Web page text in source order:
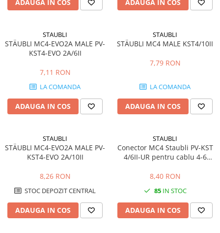
Cabluri energie joasa tensiune -
Cabluri aluminiu armat
Cabluri aluminiu coaxial
bransament
Cabluri aluminiu torsadat/aerian
Cabluri energie joasa tensiune -
cupru
Cabluri cupru coaxial bransament
Cabluri cupru flexibil
Cabluri cupru rezistente la foc
Cabluri flexibile
Cabluri flexibile plate
ADAUGA IN COS ADAUGA IN COS
STAUBLI
STÄUBLI MC4-EVO2A MALE PV-
KST4-EVO 2A/6II
7,11 RON
LA COMANDA
ADAUGA IN COS
STAUBLI
STÄUBLI MC4 MALE KST4/10II
7,79 RON
LA COMANDA
ADAUGA IN COS
STAUBLI
STÄUBLI MC4-EVO2A MALE PV-
KST4-EVO 2A/10II
8,26 RON
STOC DEPOZIT CENTRAL
ADAUGA IN COS
STAUBLI
Conector MC4 Staubli PV-KST
4/6II-UR pentru cablu 4-6
8,40 RON
85IN STOC
ADAUGA IN COS